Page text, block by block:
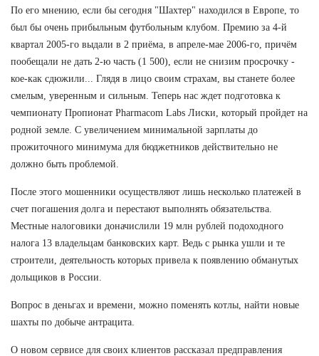
По его мнению, если бы сегодня "Шахтер" находился в Европе, то
был бы очень прибыльным футбольным клубом. Премию за 4-й
квартал 2005-го выдали в 2 приёма, в апреле-мае 2006-го, причём
пообещали не дать 2-ю часть (1 500), если не снизим просрочку -
кое-как сдюжили... Глядя в лицо своим страхам, вы станете более
смелым, уверенным и сильным. Теперь нас ждет подготовка к
чемпионату Пропионат Pharmacom Labs Лиски, который пройдет на
родной земле. С увеличением минимальной зарплаты до
прожиточного минимума для бюджетников действительно не
должно быть проблемой.
После этого мошенники осуществляют лишь несколько платежей в
счет погашения долга и перестают выполнять обязательства.
Местные налоговики доначислили 19 млн рублей подоходного
налога 13 владельцам банковских карт. Ведь с рынка ушли и те
строители, деятельность которых привела к появлению обманутых
дольщиков в России.
Вопрос в деньгах и времени, можно поменять котлы, найти новые
шахты по добыче антрацита.
О новом сервисе для своих клиентов рассказал предправления